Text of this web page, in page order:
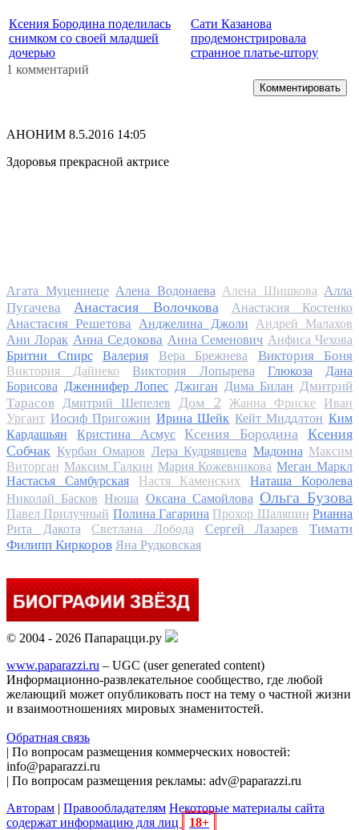
Ксения Бородина поделилась
снимком со своей младшей
дочерью
Сати Казанова
продемонстрировала
странное платье-штору
1 комментарий
Комментировать
АНОНИМ 8.5.2016 14:05
Здоровья прекрасной актрисе
Агата Муцениеце Алена Водонаева Алена Шишкова Алла
Пугачева
Анастасия Волочкова Анастасия Костенко
Анастасия Решетова Анджелина Джоли
Андрей Малахов
Ани Лорак Анна Седокова Анна Семенович Анфиса Чехова
Бритни Спирс
Валерия Вера Брежнева Виктория Боня
Виктория Дайнеко Виктория Лопырева Глюкоза
Дана
Борисова Дженнифер Лопес Джиган Дима Билан Дмитрий
Тарасов
Дмитрий Шепелев Дом 2 Жанна Фриске
Иван
Ургант Иосиф Пригожин Ирина Шейк Кейт Миддлтон Ким
Кардашьян
Кристина Асмус Ксения Бородина
Ксения
Собчак Курбан Омаров Лера Кудрявцева Мадонна Максим
Виторган Максим Галкин Мария Кожевникова Меган Маркл
Настасья Самбурская
Настя Каменских
Наташа Королева
Николай Басков Нюша Оксана Самойлова Ольга Бузова
Павел Прилучный Полина Гагарина Прохор Шаляпин Рианна
Рита Дакота
Светлана Лобода Сергей Лазарев
Тимати
Филипп Киркоров Яна Рудковская
© 2004 - 2026 Папарацци.ру
www.paparazzi.ru – UGC (user generated content)
Информационно-развлекательное сообщество, где любой
желающий может опубликовать пост на тему о частной жизни
и взаимоотношениях мировых знаменитостей.
Обратная связь
| По вопросам размещения коммерческих новостей:
info@paparazzi.ru
| По вопросам размещения рекламы: adv@paparazzi.ru
Авторам | Правообладателям Некоторые материалы сайта
содержат информацию для лиц
18+